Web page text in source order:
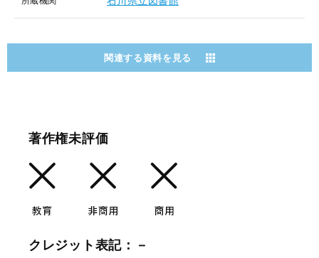
関連する資料を見る
著作権未評価
クレジット表記：－